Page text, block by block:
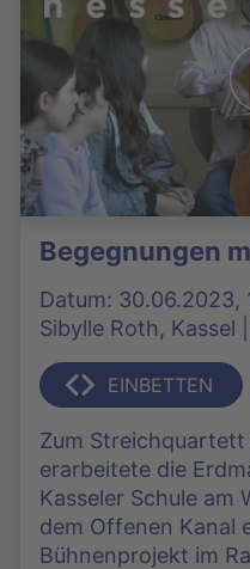
Begegnungen
Datum: 30.06.2023,
Sibylle Roth, Kassel
EINBETTEN
Zum Streichquartett
erarbeitete die
Kasseler Schule am
dem Offenen Kanal
Bühnenprojekt im